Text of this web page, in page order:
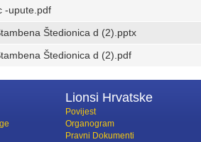
-upute.pdf
Štedionica d (2).pptx
Štedionica d (2).pdf
Lionsi Hrvatske
Povijest
Organogram
Pravni Dokumenti